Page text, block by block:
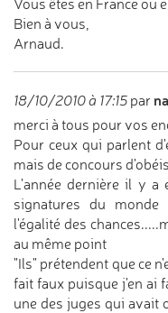
Vous êtes en France ou
Bien à vous,
Arnaud.
18/10/2010 à 17:15 par
merci à tous pour vos
Pour ceux qui parlent
mais de concours
L'année dernière il y a
signatures du monde
l'égalité des
au même point
"Ils" prétendent que ce
fait faux puisque j'en ai
une des juges qui avait